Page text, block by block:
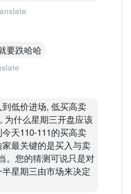
要跌哈哈
低价进场, 低买高卖
为什么星期三开盘应该
天110-111的买高卖
最关键的是买入与卖
。您的猜测可说只是对
星期三由市场来决定